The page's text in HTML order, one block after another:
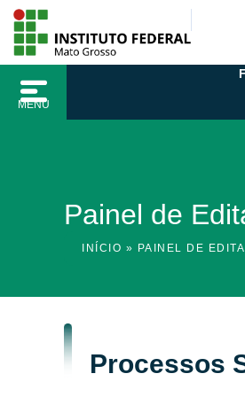
conteúdo
para
conteúdo
MENU
Painel de
INÍCIO » PAINEL DE
Processos